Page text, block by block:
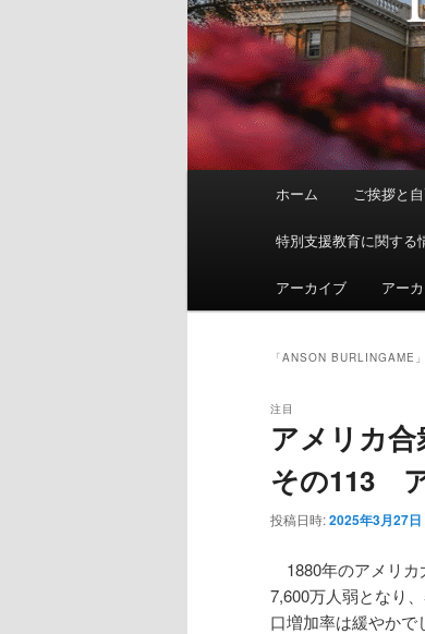
ュ
ホーム ご挨拶と
特別支援教育に関する
アーカイブ アー
「ANSON BURLINGAME
アメリカ
その113
注目
投稿日時:2025年3月27日
1880年のアメリカ
7,600万人弱となり
口増加率は緩やかで